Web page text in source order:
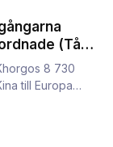
(Tåg
8 730
till Europa